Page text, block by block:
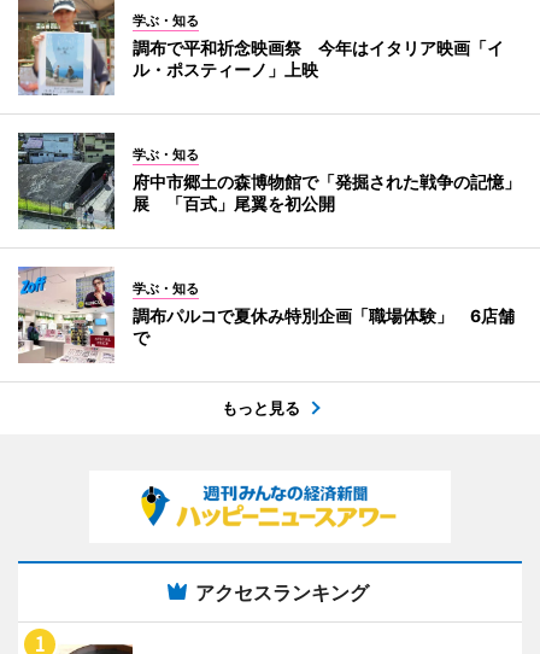
学ぶ・知る
調布で平和祈念映画祭 今年はイタリア映画「イ
ル・ポスティーノ」上映
学ぶ・知る
府中市郷土の森博物館で「発掘された戦争の記憶」
展 「百式」尾翼を初公開
学ぶ・知る
調布パルコで夏休み特別企画「職場体験」 6店舗
で
もっと見る
アクセスランキング